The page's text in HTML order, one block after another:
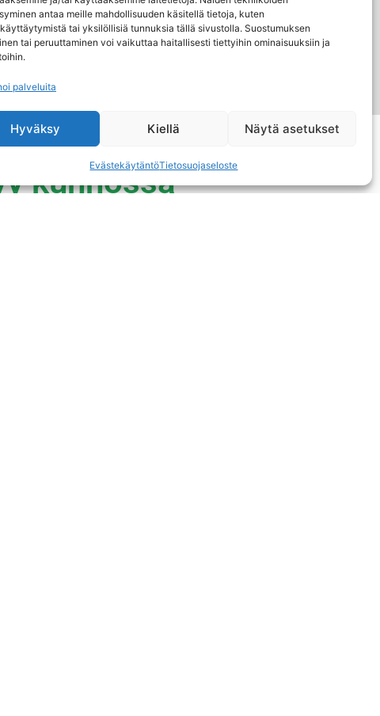
antaa meille mahdollisuuden käsitellä tietoja, kuten
tai yksilöllisiä tunnuksia tällä sivustolla. Suostumuksen
tai peruuttaminen voi vaikuttaa haitallisesti tiettyihin ominaisuuksiin ja
palveluita
Hyväksy Kiellä Näytä asetukset
EvästekäytäntöTietosuojaseloste
kunnossa